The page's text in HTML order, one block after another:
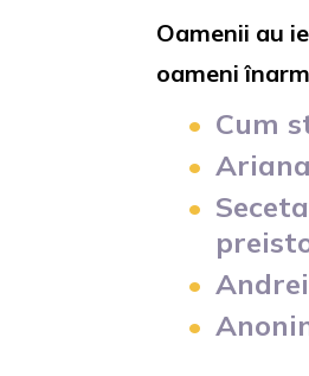
Oamenii au
oameni
Cum